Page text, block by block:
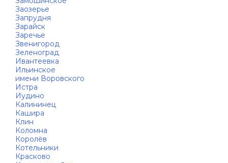
Заозерье
Запрудня
Зарайск
Заречье
Звенигород
Зеленоград
Ивантеевка
Ильинское
имени Воровского
Истра
Иудино
Калининец
Кашира
Клин
Коломна
Королёв
Котельники
Красково